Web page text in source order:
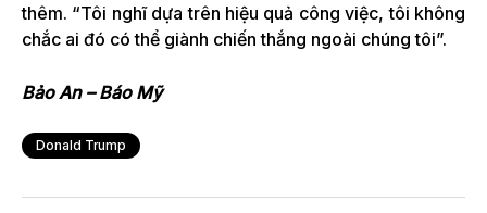
thêm. “Tôi nghĩ dựa trên hiệu quả công việc, tôi không
chắc ai đó có thể giành chiến thắng ngoài chúng tôi”.
Bảo An – Báo Mỹ
Donald Trump